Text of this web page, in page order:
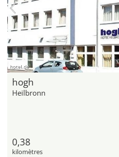
hotel.de
hogh
Heilbronn
0,38
kilomètres